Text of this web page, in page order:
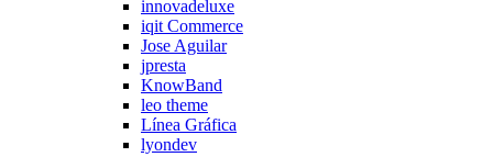
innovadeluxe
iqit Commerce
Jose Aguilar
jpresta
KnowBand
leo theme
Línea Gráfica
lyondev